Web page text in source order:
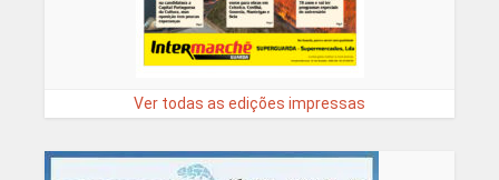
Ver todas as edições impressas